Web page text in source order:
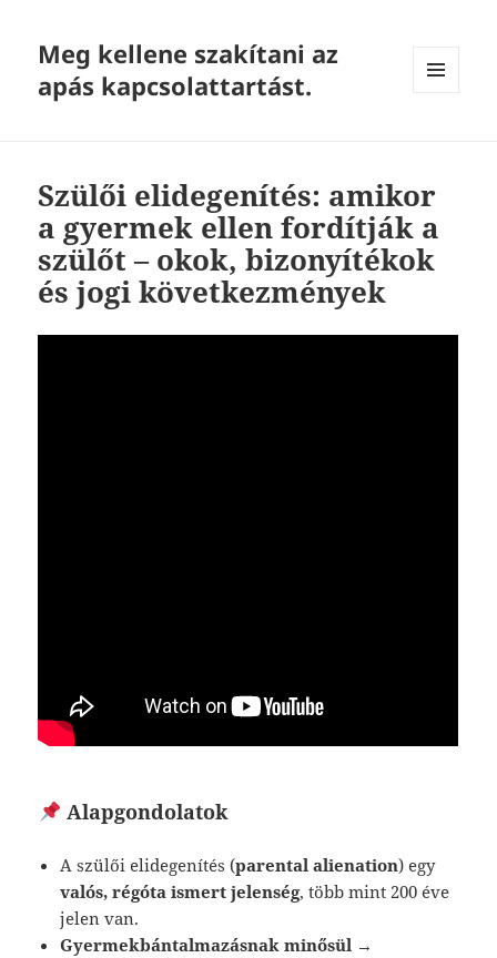
Meg kellene szakítani az
apás kapcsolattartást.
Szülői elidegenítés: amikor
a gyermek ellen fordítják a
szülőt – okok, bizonyítékok
és jogi következmények
Alapgondolatok
A szülői elidegenítés (parental alienation) egy
valós, régóta ismert jelenség, több mint 200 éve
jelen van.
Gyermekbántalmazásnak minősül →